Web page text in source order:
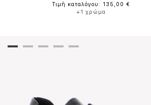
Τιμή καταλόγου: 135,00 €
+1 χρώμα